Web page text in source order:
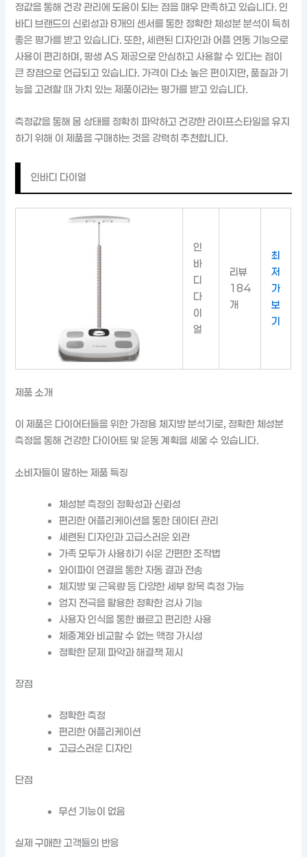
정값을 통해 건강 관리에 도움이 되는 점을 매우 만족하고 있습니다. 인
바디 브랜드의 신뢰성과 8개의 센서를 통한 정확한 체성분 분석이 특히
좋은 평가를 받고 있습니다. 또한, 세련된 디자인과 어플 연동 기능으로
사용이 편리하며, 평생 AS 제공으로 안심하고 사용할 수 있다는 점이
큰 장점으로 언급되고 있습니다. 가격이 다소 높은 편이지만, 품질과 기
능을 고려할 때 가치 있는 제품이라는 평가를 받고 있습니다.
측정값을 통해 몸 상태를 정확히 파악하고 건강한 라이프스타일을 유지
하기 위해 이 제품을 구매하는 것을 강력히 추천합니다.
인바디 다이얼
인
바
디
다
이
얼
리뷰
184
개
최
저
가
보
기
제품 소개
이 제품은 다이어터들을 위한 가정용 체지방 분석기로, 정확한 체성분
측정을 통해 건강한 다이어트 및 운동 계획을 세울 수 있습니다.
소비자들이 말하는 제품 특징
체성분 측정의 정확성과 신뢰성
편리한 어플리케이션을 통한 데이터 관리
세련된 디자인과 고급스러운 외관
가족 모두가 사용하기 쉬운 간편한 조작법
와이파이 연결을 통한 자동 결과 전송
체지방 및 근육량 등 다양한 세부 항목 측정 가능
엄지 전극을 활용한 정확한 검사 기능
사용자 인식을 통한 빠르고 편리한 사용
체중계와 비교할 수 없는 액정 가시성
정확한 문제 파악과 해결책 제시
장점
정확한 측정
편리한 어플리케이션
고급스러운 디자인
단점
무선 기능이 없음
실제 구매한 고객들의 반응